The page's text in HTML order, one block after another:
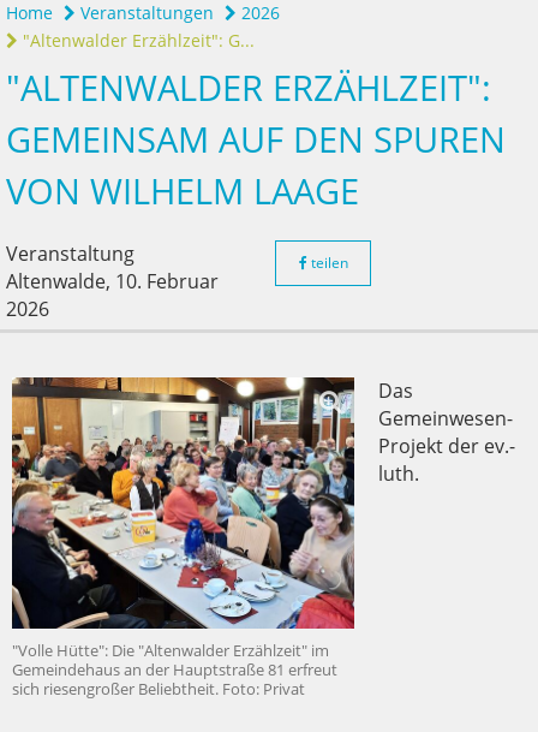
Home Veranstaltungen
2026
"Altenwalder Erzählzeit": G...
"ALTENWALDER ERZÄHLZEIT":
GEMEINSAM AUF DEN SPUREN
VON WILHELM LAAGE
Veranstaltung
Altenwalde, 10. Februar
2026
teilen
"Volle Hütte": Die "Altenwalder Erzählzeit" im
Gemeindehaus an der Hauptstraße 81 erfreut
sich riesengroßer Beliebtheit. Foto: Privat
Das
Gemeinwesen-
Projekt der ev.-
luth.